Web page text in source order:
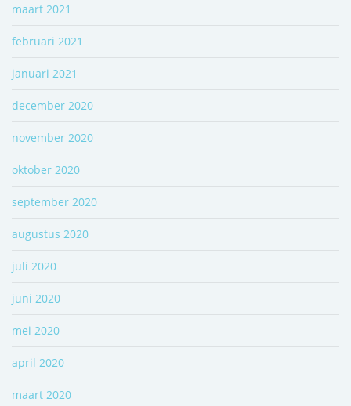
maart 2021
februari 2021
januari 2021
december 2020
november 2020
oktober 2020
september 2020
augustus 2020
juli 2020
juni 2020
mei 2020
april 2020
maart 2020